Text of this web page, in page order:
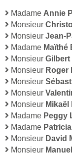
Madame Annie
Monsieur
Monsieur Jean-
Madame Maïthé
Monsieur Gilbert
Monsieur Roger
Monsieur
Monsieur
Monsieur Mikaël
Madame Peggy
Madame
Monsieur David
Monsieur